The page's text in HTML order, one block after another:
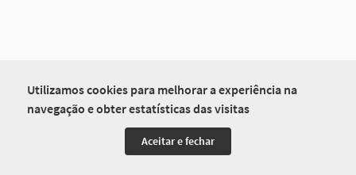
Utilizamos cookies para melhorar a experiência na
navegação e obter estatísticas das visitas
Aceitar e fechar